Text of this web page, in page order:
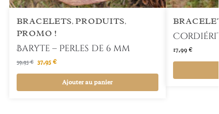
BRACELETS,PRODUITS,
PROMO !
Baryte – Perles de 6 mm
39,95€ 37,95€
Ajouter au panier
17,99€